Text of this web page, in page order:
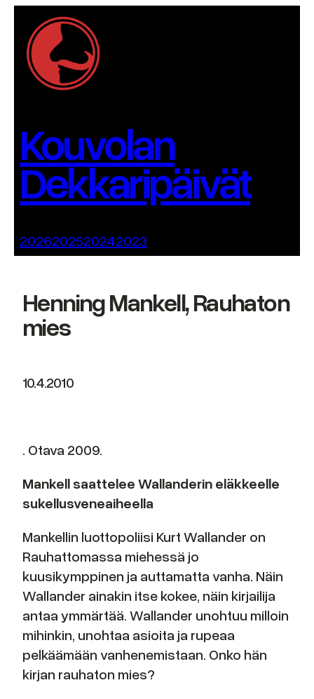
sisältöön
Kouvolan
Dekkaripäivät
2026202520242023
Henning Mankell, Rauhaton
mies
10.4.2010
. Otava 2009.
Mankell saattelee Wallanderin eläkkeelle
sukellusveneaiheella
Mankellin luottopoliisi Kurt Wallander on
Rauhattomassa miehessä jo
kuusikymppinen ja auttamatta vanha. Näin
Wallander ainakin itse kokee, näin kirjailija
antaa ymmärtää. Wallander unohtuu milloin
mihinkin, unohtaa asioita ja rupeaa
pelkäämään vanhenemistaan. Onko hän
kirjan rauhaton mies?